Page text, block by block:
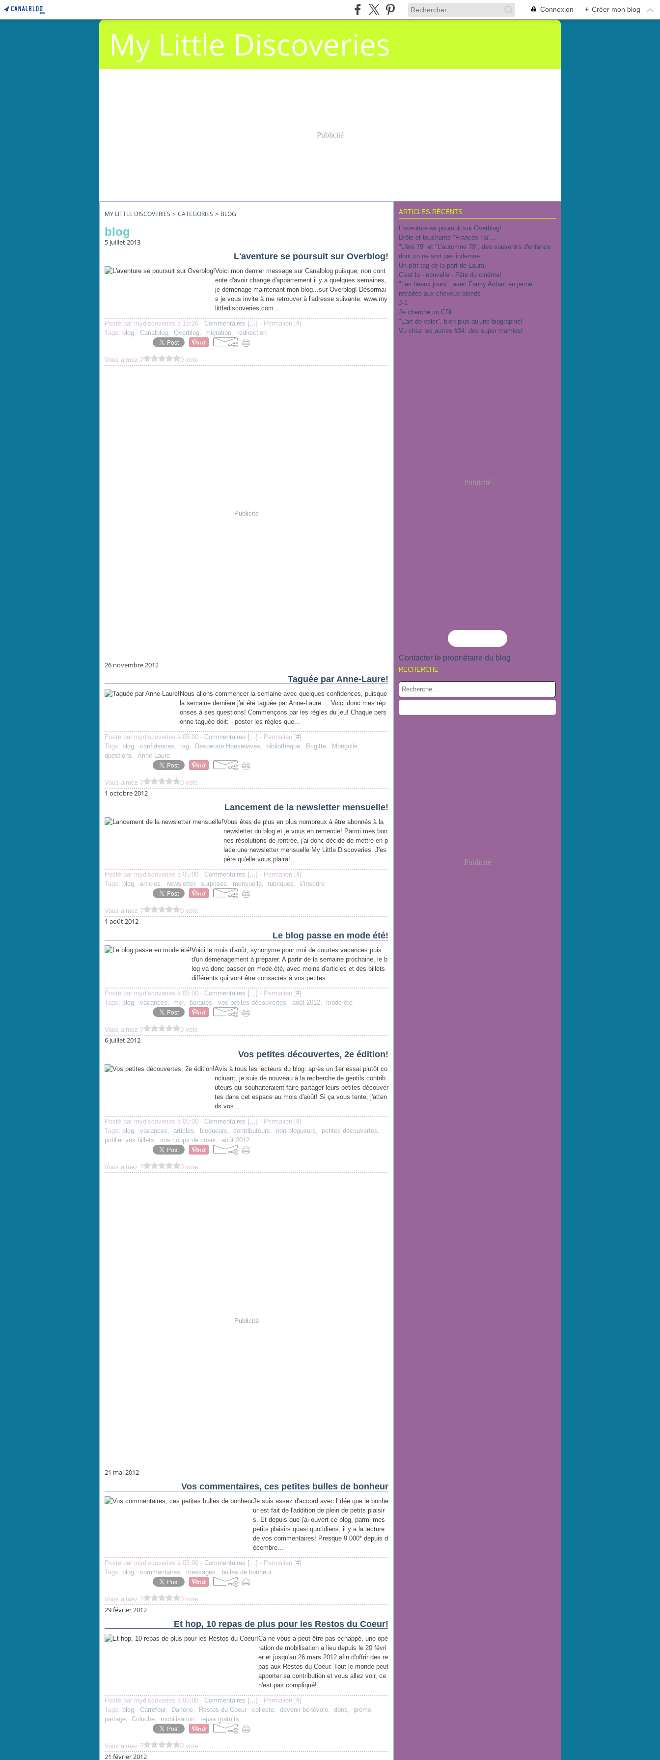
Connexion + Créer mon blog
My Little Discoveries
Publicité
MY LITTLE DISCOVERIES > CATEGORIES > BLOG
blog
5 juillet 2013
L'aventure se poursuit sur Overblog!
Voici mon dernier message sur Canalblog puisque, non cont
ente d'avoir changé d'appartement il y a quelques semaines,
je déménage maintenant mon blog...sur Overblog! Désormai
s je vous invite à me retrouver à l'adresse suivante: www.my
littlediscoveries.com...
Posté par mydiscoveries à 19:20 - Commentaires […] - Permalien [#]
Tags: blog, Canalblog, Overblog, migration, redirection
Vous aimez ? 0 vote
Publicité
26 novembre 2012
Taguée par Anne-Laure!
Nous allons commencer la semaine avec quelques confidences, puisque
la semaine dernière j'ai été taguée par Anne-Laure ... Voici donc mes rép
onses à ses questions! Commençons par les règles du jeu! Chaque pers
onne taguée doit: - poster les règles que...
Posté par mydiscoveries à 05:00 - Commentaires […] - Permalien [#]
Tags: blog, confidences, tag, Desperate Housewives, bibliothèque, Brigitte, Mongolie,
questions, Anne-Laure
Vous aimez ? 0 vote
1 octobre 2012
Lancement de la newsletter mensuelle!
Vous êtes de plus en plus nombreux à être abonnés à la
newsletter du blog et je vous en remercie! Parmi mes bon
nes résolutions de rentrée, j'ai donc décidé de mettre en p
lace une newsletter mensuelle My Little Discoveries. J'es
père qu'elle vous plaira!...
Posté par mydiscoveries à 05:00 - Commentaires […] - Permalien [#]
Tags: blog, articles, newsletter, surprises, mensuelle, rubriques, s'inscrire
Vous aimez ? 0 vote
1 août 2012
Le blog passe en mode été!
Voici le mois d'août, synonyme pour moi de courtes vacances puis
d'un déménagement à préparer. A partir de la semaine prochaine, le b
log va donc passer en mode été, avec moins d'articles et des billets
différents qui vont être consacrés à vos petites...
Posté par mydiscoveries à 05:00 - Commentaires […] - Permalien [#]
Tags: blog, vacances, mer, barques, vos petites découvertes, août 2012, mode été
Vous aimez ? 0 vote
6 juillet 2012
Vos petites découvertes, 2e édition!
Avis à tous les lecteurs du blog: après un 1er essai plutôt co
ncluant, je suis de nouveau à la recherche de gentils contrib
uteurs qui souhaiteraient faire partager leurs petites découver
tes dans cet espace au mois d'août! Si ça vous tente, j'atten
ds vos...
Posté par mydiscoveries à 05:00 - Commentaires […] - Permalien [#]
Tags: blog, vacances, articles, blogueurs, contributeurs, non-blogueurs, petites découvertes,
publier vos billets, vos coups de coeur, août 2012
Vous aimez ? 0 vote
Publicité
21 mai 2012
Vos commentaires, ces petites bulles de bonheur
Je suis assez d'accord avec l'idée que le bonhe
ur est fait de l'addition de plein de petits plaisir
s. Et depuis que j'ai ouvert ce blog, parmi mes
petits plaisirs quasi quotidiens, il y a la lecture
de vos commentaires! Presque 9 000* depuis d
écembre...
Posté par mydiscoveries à 05:00 - Commentaires […] - Permalien [#]
Tags: blog, commentaires, messages, bulles de bonheur
Vous aimez ? 0 vote
29 février 2012
Et hop, 10 repas de plus pour les Restos du Coeur!
Ca ne vous a peut-être pas échappé, une opé
ration de mobilisation a lieu depuis le 20 févri
er et jusqu'au 26 mars 2012 afin d'offrir des re
pas aux Restos du Coeur. Tout le monde peut
apporter sa contribution et vous allez voir, ce
n'est pas compliqué!...
Posté par mydiscoveries à 05:00 - Commentaires […] - Permalien [#]
Tags: blog, Carrefour, Danone, Restos du Coeur, collecte, devenir bénévole, dons, promo
partage, Coluche, mobilisation, repas gratuits
Vous aimez ? 0 vote
21 février 2012
ARTICLES RÉCENTS
L'aventure se poursuit sur Overblog!
Drôle et touchante "Frances Ha"...
"L'été 79" et "L'automne 79", des souvenirs d'enfance
dont on ne sort pas indemne...
Un p'tit tag de la part de Laura!
C'est la - nouvelle - Fête du cinéma!
"Les beaux jours", avec Fanny Ardant en jeune
retraitée aux cheveux blonds
J-1
Je cherche un CDI
"L'art de voler", bien plus qu'une biographie!
Vu chez les autres #34: des super mamies!
Publicité
Contacter le propriétaire du blog
RECHERCHE
Publicité